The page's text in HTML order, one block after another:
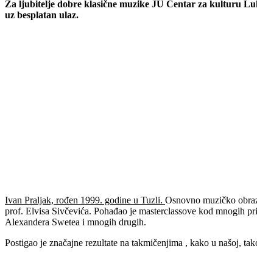
Za ljubitelje dobre klasične muzike JU Centar za kulturu
uz besplatan ulaz.
Ivan Praljak, rođen 1999. godine u Tuzli. Osnovno muzičko
prof. Elvisa Sivčevića. Pohađao je masterclassove kod mnogih
Alexandera Swetea i mnogih drugih.
Postigao je značajne rezultate na takmičenjima , kako u našoj,